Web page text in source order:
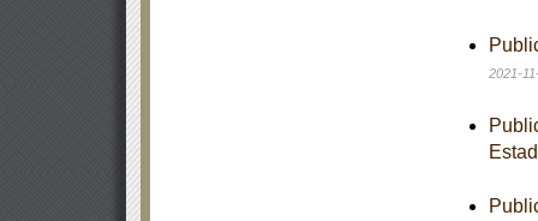
2021-